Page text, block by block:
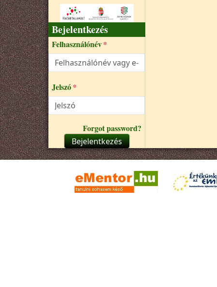
Bejelentkezés
Felhasználónév
Jelszó
Forgot password?
Bejelentkezés